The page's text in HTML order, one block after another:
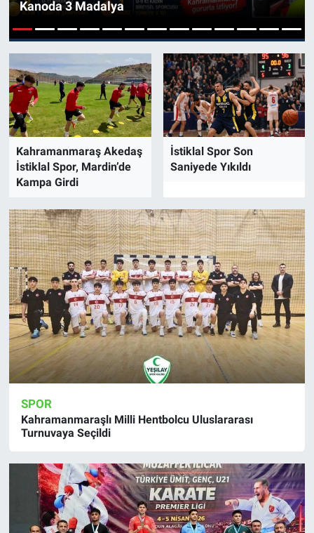
Kanoda 3 Madalya
1 2 3 4 5 6 7 8 9 10 11 12 13
Kahramanmaraş Akedaş
İstiklal Spor, Mardin’de
Kampa Girdi
İstiklal Spor Son
Saniyede Yıkıldı
SPOR
Kahramanmaraşlı Milli Hentbolcu Uluslararası
Turnuvaya Seçildi
SAĞLIK
YAŞAM
EĞİTİM
ASAYİŞ
MAGAZİN
ÇEVRE